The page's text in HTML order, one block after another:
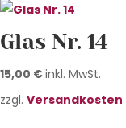
Glas Nr. 14
15,00 €inkl. MwSt.
zzgl. Versandkosten